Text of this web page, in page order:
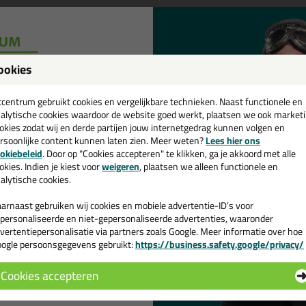
Profiteer direct van €25,- korting met de actiecode '
(niet alleen theorie)
aan de slag. Je werkt in een praktijkruimte met realistische
én hetkitten van kozijnen. Geen droge theorie, maar
hoe je verschillende materialen correct afwerkt en hoe
van de juiste kitsoorten en het herstellen of
persoonlijke begeleiding
focus op de praktijk. Je werkt in kleine groepen, waardoor
uitleg, maar ook direct feedback op wat je doet.
je het sneller onder de knie krijgt en met meer vertrouwen
gebruikt cookies en vergelijkbare technieken. Naast functionele en
cookies waardoor de website goed werkt, plaatsen we ook
zodat wij en derde partijen jouw internetgedrag kunnen volgen en
content kunnen laten zien. Meer weten?Lees hier ons
. Door op "Cookies accepteren" te klikken, ga je akkoord met alle
Indien je kiest voorweigeren, plaatsen we alleen functionele en
cookies.
gebruiken wij cookies en mobiele advertentie-ID’s voor
en niet-gepersonaliseerde advertenties, waaronder
via partners zoals Google. Meer informatie over hoe
persoonsgegevens gebruikt:https://business.safety.google/privacy/
Cookies accepteren
💚
en ontvang een
€35,-bij je eerste bestelling!
de actiecode ›
geen cadeau